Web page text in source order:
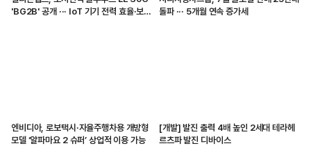
'BG2B' 공개 ··· IoT 기기 전력 효율·보안
돌파 ··· 5개월 연속 증가세
엔비디아, 로보택시·자율주행차용 개방형
모델 ‘알파마요 2 슈퍼’ 상업적 이용 가능
[개발] 발진 출력 4배 높인 2세대 테라헤
르츠파 발진 디바이스